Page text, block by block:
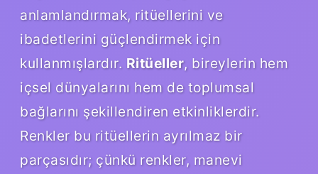
anlamlandırmak, ritüellerini ve
ibadetlerini güçlendirmek için
kullanmışlardır. Ritüeller, bireylerin hem
içsel dünyalarını hem de toplumsal
bağlarını şekillendiren etkinliklerdir.
Renkler bu ritüellerin ayrılmaz bir
parçasıdır; çünkü renkler, manevi